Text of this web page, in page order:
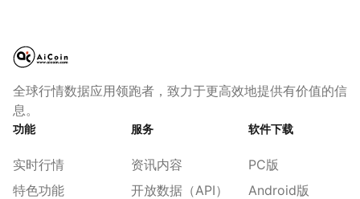
全球行情数据应用领跑者，致力于更高效地提供有价值的信
息。
功能
实时行情
特色功能
服务
资讯内容
开放数据（API）
软件下载
PC版
Android版